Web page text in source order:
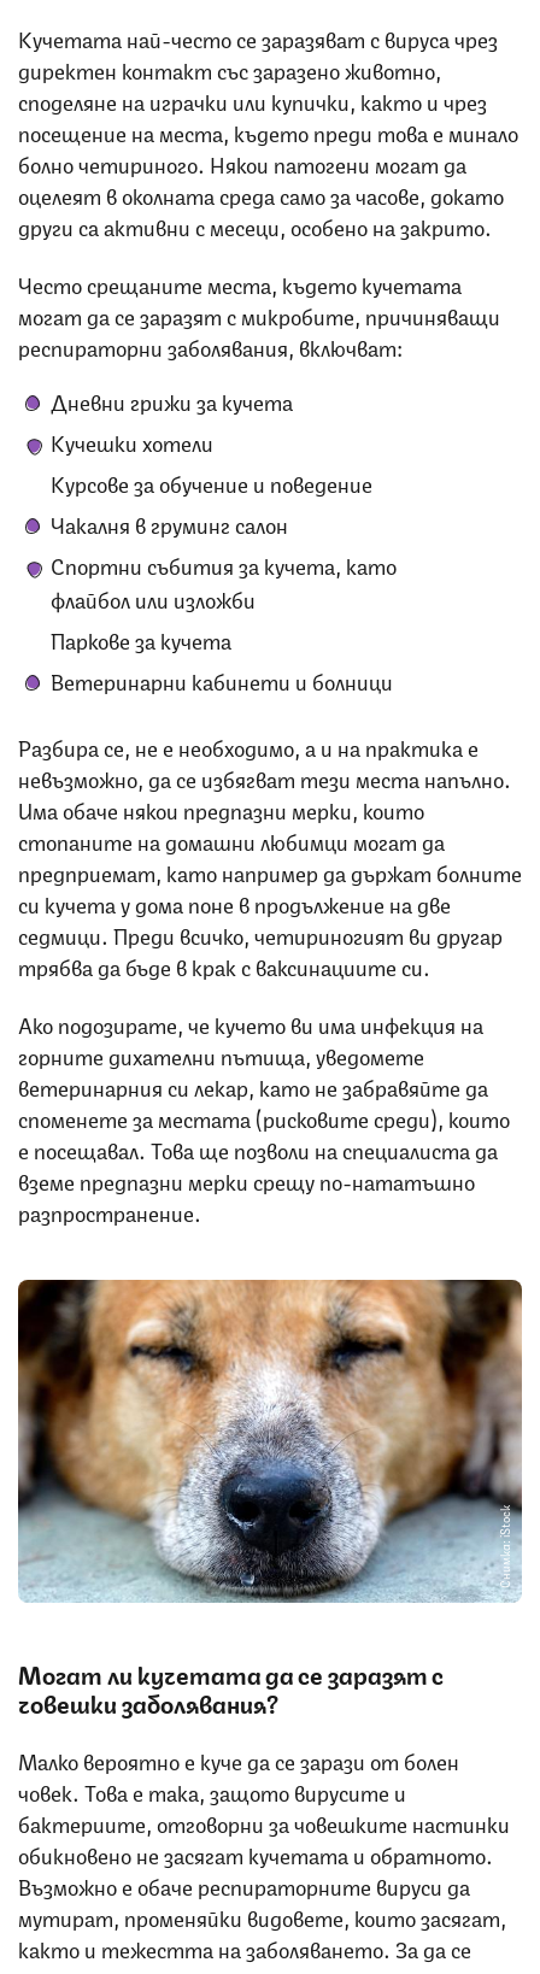
Кучетата най-често се заразяват с вируса чрез
директен контакт със заразено животно,
споделяне на играчки или купички, както и чрез
посещение на места, където преди това е минало
болно четириного. Някои патогени могат да
оцелеят в околната среда само за часове, докато
други са активни с месеци, особено на закрито.
Често срещаните места, където кучетата
могат да се заразят с микробите, причиняващи
респираторни заболявания, включват:
Дневни грижи за кучета
Кучешки хотели
Курсове за обучение и поведение
Чакалня в груминг салон
Спортни събития за кучета, като
флайбол или изложби
Паркове за кучета
Ветеринарни кабинети и болници
Разбира се, не е необходимо, а и на практика е
невъзможно, да се избягват тези места напълно.
Има обаче някои предпазни мерки, които
стопаните на домашни любимци могат да
предприемат, като например да държат болните
си кучета у дома поне в продължение на две
седмици. Преди всичко, четириногият ви другар
трябва да бъде в крак с ваксинациите си.
Ако подозирате, че кучето ви има инфекция на
горните дихателни пътища, уведомете
ветеринарния си лекар, като не забравяйте да
споменете за местата (рисковите среди), които
е посещавал. Това ще позволи на специалиста да
вземе предпазни мерки срещу по-нататъшно
разпространение.
Снимка: iStock
Могат ли кучетата да се заразят с
човешки заболявания?
Малко вероятно е куче да се зарази от болен
човек. Това е така, защото вирусите и
бактериите, отговорни за човешките настинки
обикновено не засягат кучетата и обратното.
Възможно е обаче респираторните вируси да
мутират, променяйки видовете, които засягат,
както и тежестта на заболяването. За да се